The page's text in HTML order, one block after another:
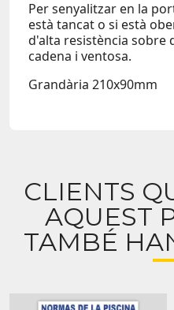
Per senyalitzar en la
està tancat o si està
d'alta resistència sobre
cadena i ventosa.
Grandària 210x90mm
CLIENTS
AQUEST
TAMBÉ